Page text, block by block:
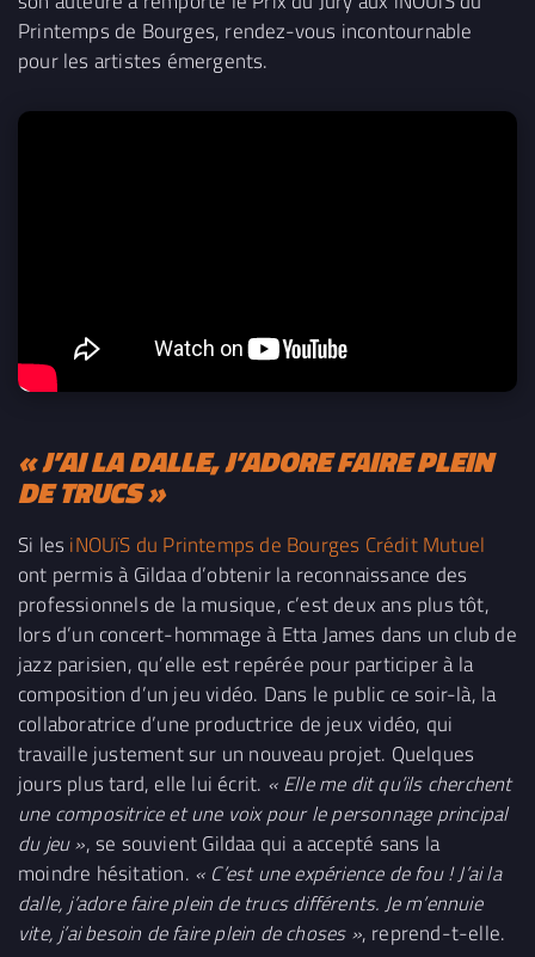
Printemps de Bourges, rendez-vous incontournable
pour les artistes émergents.
« J’AI LA DALLE, J’ADORE FAIRE PLEIN
DE TRUCS »
Si les iNOUïS du Printemps de Bourges Crédit Mutuel
ont permis à Gildaa d’obtenir la reconnaissance des
professionnels de la musique, c’est deux ans plus tôt,
lors d’un concert-hommage à Etta James dans un club de
jazz parisien, qu’elle est repérée pour participer à la
composition d’un jeu vidéo. Dans le public ce soir-là, la
collaboratrice d’une productrice de jeux vidéo, qui
travaille justement sur un nouveau projet. Quelques
jours plus tard, elle lui écrit. « Elle me dit qu’ils cherchent
une compositrice et une voix pour le personnage principal
du jeu », se souvient Gildaa qui a accepté sans la
moindre hésitation. « C’est une expérience de fou ! J’ai la
dalle, j’adore faire plein de trucs différents. Je m’ennuie
vite, j’ai besoin de faire plein de choses », reprend-t-elle.